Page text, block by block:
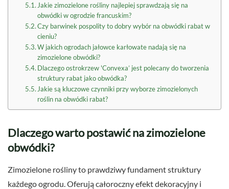
Jakie zimozielone rośliny najlepiej sprawdzają się na
obwódki w ogrodzie francuskim?
Czy barwinek pospolity to dobry wybór na obwódki rabat w
cieniu?
W jakich ogrodach jałowce karłowate nadają się na
zimozielone obwódki?
Dlaczego ostrokrzew 'Convexa’ jest polecany do tworzenia
struktury rabat jako obwódka?
Jakie są kluczowe czynniki przy wyborze zimozielonych
roślin na obwódki rabat?
Dlaczego warto postawić na zimozielone
obwódki?
Zimozielone rośliny to prawdziwy fundament struktury
każdego ogrodu. Oferują całoroczny efekt dekoracyjny i